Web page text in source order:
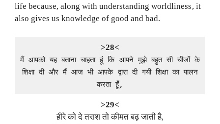
life because, along with understanding worldliness, it
also gives us knowledge of good and bad.
>28<
मैं आपको यह बताना चाहता हूं कि आपने मुझे बहुत सी चीजों के
शिक्षा दी और मैं आज भी आपके द्वारा दी गयी शिक्षा का पालन
करता हूँ,
>29<
हीरे को दे तराश तो कीमत बढ़ जाती है,